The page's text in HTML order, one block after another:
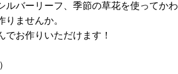
ルバーリーフ、季節の草花を使ってかわ
りませんか。
でお作りいただけます！